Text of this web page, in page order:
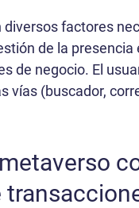
diversos factores
de la
de negocio. El
vías (buscador,